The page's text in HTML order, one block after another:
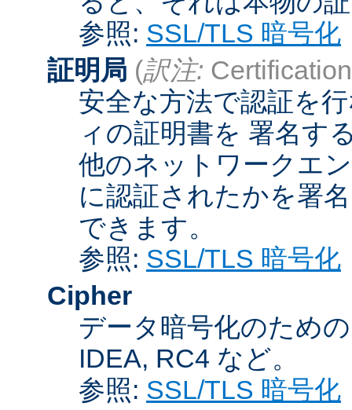
参照: SSL/TLS 暗号化
証明局 (訳注:
安全な方法で認証を
ィの証明書を 署名す
他のネットワークエ
に認証されたかを署
できます。
参照: SSL/TLS 暗号化
Cipher
データ暗号化のため
IDEA, RC4 など。
参照: SSL/TLS 暗号化